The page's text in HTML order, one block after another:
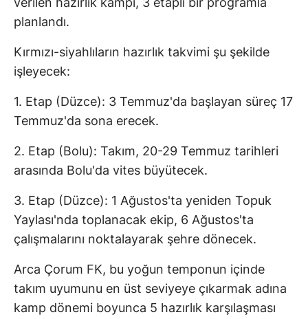
planlandı.
Kırmızı-siyahlıların hazırlık takvimi şu şekilde
işleyecek:
1. Etap (Düzce): 3 Temmuz'da başlayan süreç 17
Temmuz'da sona erecek.
2. Etap (Bolu): Takım, 20-29 Temmuz tarihleri
arasında Bolu'da vites büyütecek.
3. Etap (Düzce): 1 Ağustos'ta yeniden Topuk
Yaylası'nda toplanacak ekip, 6 Ağustos'ta
çalışmalarını noktalayarak şehre dönecek.
Arca Çorum FK, bu yoğun temponun içinde
takım uyumunu en üst seviyeye çıkarmak adına
kamp dönemi boyunca 5 hazırlık karşılaşması